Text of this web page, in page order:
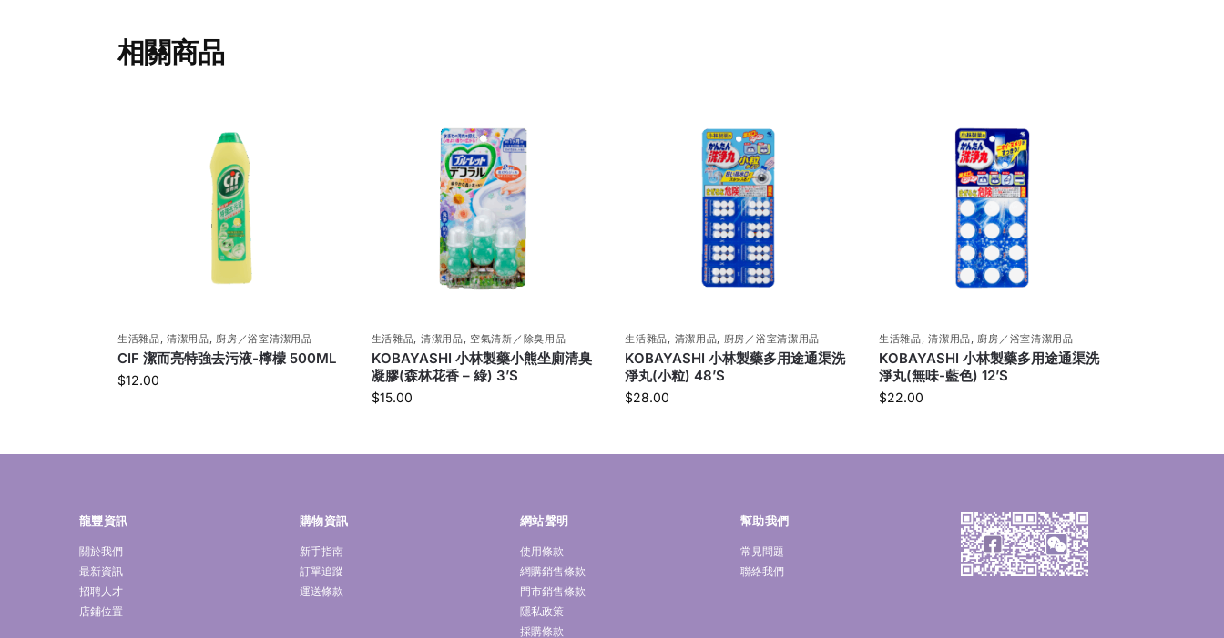
相關商品
生活雜品 ,清潔用品 廚房／浴室清潔用品
CIF 潔而亮特強去污液-檸檬 500ML
$12.00
生活雜品 清潔用品 空氣清新／除臭用品
KOBAYASHI 小林製藥小熊坐廁清臭
凝膠(森林花香 – 綠) 3’S
$15.00
生活雜品 清潔用品 廚房／浴室清潔用品
KOBAYASHI 小林製藥多用途通渠洗
淨丸(小粒) 48’S
$28.00
生活雜品 ,清潔用品 廚房／浴室清潔用品
KOBAYASHI 小林製藥多用途通渠洗
淨丸(無味-藍色) 12’S
$22.00
龍豐資訊
關於我們
最新資訊
招聘人才
店鋪位置
購物資訊
新手指南
訂單追蹤
運送條款
網站聲明
使用條款
網購銷售條款
門市銷售條款
隱私政策
採購條款
幫助我們
常見問題
聯絡我們